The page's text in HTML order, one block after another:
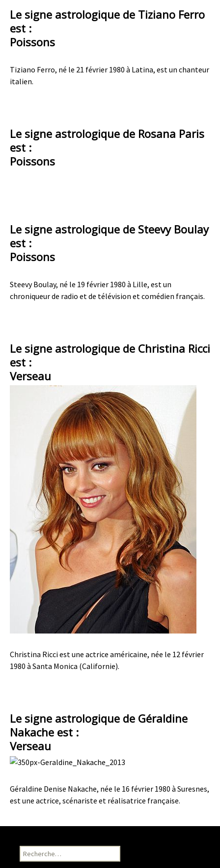
Le signe astrologique de Tiziano Ferro
est :
Poissons
Tiziano Ferro, né le 21 février 1980 à Latina, est un chanteur
italien.
Le signe astrologique de Rosana Paris
est :
Poissons
Le signe astrologique de Steevy Boulay
est :
Poissons
Steevy Boulay, né le 19 février 1980 à Lille, est un
chroniqueur de radio et de télévision et comédien français.
Le signe astrologique de Christina Ricci
est :
Verseau
Christina Ricci est une actrice américaine, née le 12 février
1980 à Santa Monica (Californie).
Le signe astrologique de Géraldine
Nakache est :
Verseau
Géraldine Denise Nakache, née le 16 février 1980 à Suresnes,
est une actrice, scénariste et réalisatrice française.
Recherche pour :